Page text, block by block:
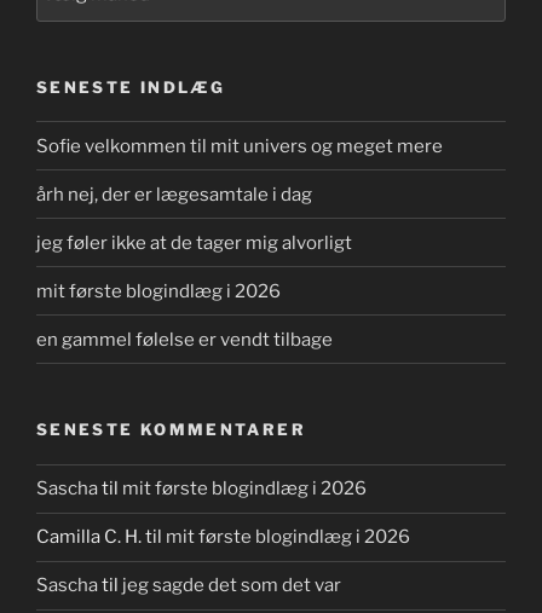
SENESTE INDLÆG
Sofie velkommen til mit univers og meget mere
årh nej, der er lægesamtale i dag
jeg føler ikke at de tager mig alvorligt
mit første blogindlæg i 2026
en gammel følelse er vendt tilbage
SENESTE KOMMENTARER
Saschatil mit første blogindlæg i 2026
Camilla C. H.til mit første blogindlæg i 2026
Saschatil jeg sagde det som det var